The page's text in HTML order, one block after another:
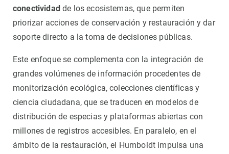
conectividadde los ecosistemas, que permiten
priorizar acciones de conservación y restauración y dar
soporte directo a la toma de decisiones públicas.
Este enfoque se complementa con la integración de
grandes volúmenes de información procedentes de
monitorización ecológica, colecciones científicas y
ciencia ciudadana, que se traducen en modelos de
distribución de especias y plataformas abiertas con
millones de registros accesibles. En paralelo, en el
ámbito de la restauración, el Humboldt impulsa una